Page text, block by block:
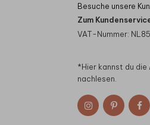
Besuche unsere
Zum
VAT-Nummer:
*Hier kannst du die
nachlesen.